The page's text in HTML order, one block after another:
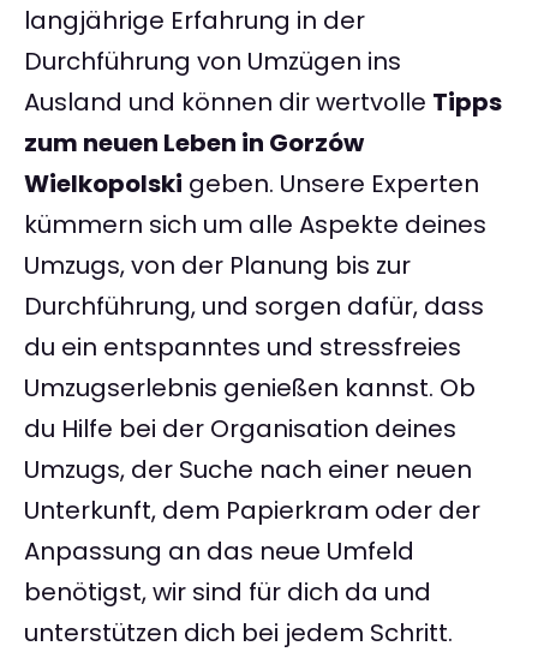
langjährige Erfahrung in der
Durchführung von Umzügen ins
Ausland und können dir wertvolle Tipps
zum neuen Leben in Gorzów
Wielkopolski geben. Unsere Experten
kümmern sich um alle Aspekte deines
Umzugs, von der Planung bis zur
Durchführung, und sorgen dafür, dass
du ein entspanntes und stressfreies
Umzugserlebnis genießen kannst. Ob
du Hilfe bei der Organisation deines
Umzugs, der Suche nach einer neuen
Unterkunft, dem Papierkram oder der
Anpassung an das neue Umfeld
benötigst, wir sind für dich da und
unterstützen dich bei jedem Schritt.